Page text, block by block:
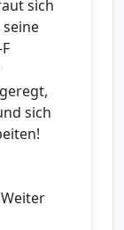
sich
sich